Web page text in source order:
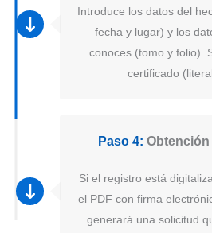
Introduce los datos del
fecha y lugar) y los
conoces (tomo y folio).
certificado
Paso 4:
Si el registro está
el PDF con firma
generará una solicitud